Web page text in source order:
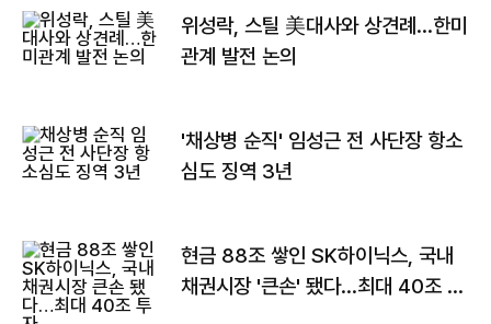
위성락, 스틸 美대사와 상견례…한미
관계 발전 논의
'채상병 순직' 임성근 전 사단장 항소
심도 징역 3년
현금 88조 쌓인 SK하이닉스, 국내
채권시장 '큰손' 됐다…최대 40조 투